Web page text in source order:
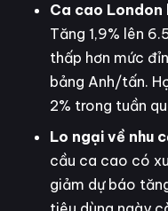
Ca cao London
Tăng 1,9% lên
thấp hơn mức
bảng Anh/tấn.
2% trong tuần
Lo ngại về nhu
cầu ca cao có
giảm dự báo